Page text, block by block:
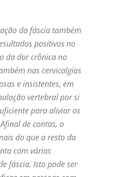
da fáscia também
positivos no
da dor crônica no
nas cervicalgias
e insistentes, em
vertebral por si
para aliviar os
de contas, o
do que o resto da
com várias
fáscia. Isto pode ser